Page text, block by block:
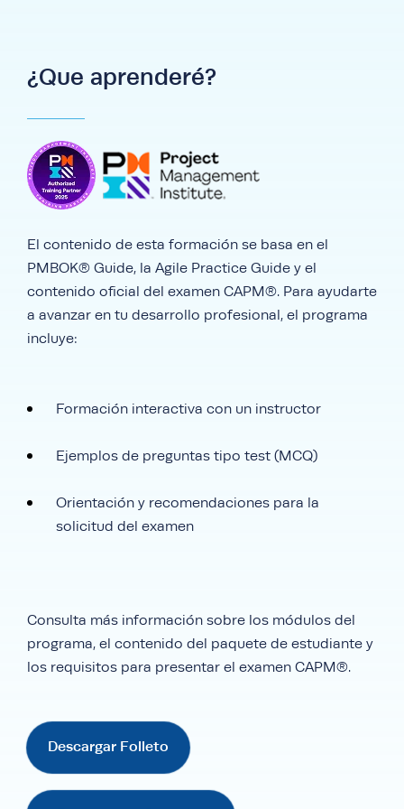
¿Que aprenderé?
El contenido de esta formación se basa en el
PMBOK® Guide, la Agile Practice Guide y el
contenido oficial del examen CAPM®. Para ayudarte
a avanzar en tu desarrollo profesional, el programa
incluye:
Formación interactiva con un instructor
Ejemplos de preguntas tipo test (MCQ)
Orientación y recomendaciones para la
solicitud del examen
Consulta más información sobre los módulos del
programa, el contenido del paquete de estudiante y
los requisitos para presentar el examen CAPM®.
Descargar Folleto